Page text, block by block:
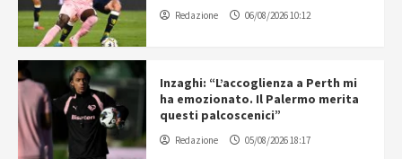
Redazione 06/08/2026 10:12
Inzaghi: “L’accoglienza a Perth mi
ha emozionato. Il Palermo merita
questi palcoscenici”
Redazione 05/08/2026 18:17